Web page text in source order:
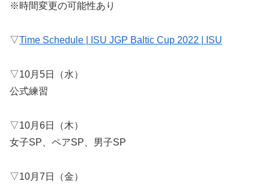
※時間変更の可能性あり
▽Time Schedule | ISU JGP Baltic Cup 2022 | ISU
▽10月5日（水）
公式練習
▽10月6日（木）
女子SP、ペアSP、男子SP
▽10月7日（金）